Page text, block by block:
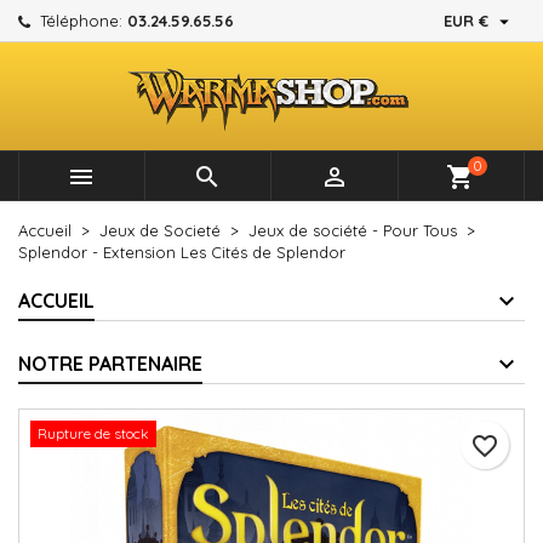
Téléphone: 03.24.59.65.56 EUR € 
   shopping_cart0
Accueil Jeux de Societé
Jeux de société - Pour Tous
Splendor - Extension Les Cités de Splendor
ACCUEIL
NOTRE PARTENAIRE
Rupture de stock favorite_border
Mes listes d'envies ×
Créer une nouvelle liste
Créer une liste d'envies ×
Nom de la liste d'envies
Annuler Créer une liste d'envies
Connexion ×
Vous devez être connecté pour ajouter des produits à
votre liste d'envies.